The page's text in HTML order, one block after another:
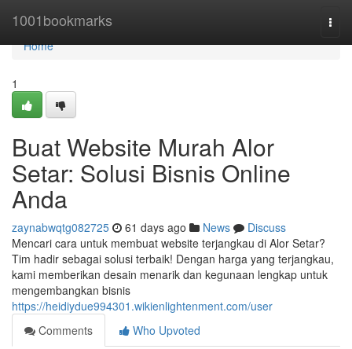
1001bookmarks
Home
Home
1
Buat Website Murah Alor
Setar: Solusi Bisnis Online
Anda
zaynabwqtg082725 61 days ago News
Discuss
Mencari cara untuk membuat website terjangkau di Alor Setar?
Tim hadir sebagai solusi terbaik! Dengan harga yang terjangkau,
kami memberikan desain menarik dan kegunaan lengkap untuk
mengembangkan bisnis
https://heidiydue994301.wikienlightenment.com/user
Comments
Who Upvoted